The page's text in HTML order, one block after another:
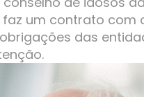
um contrato com
das